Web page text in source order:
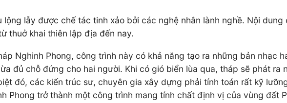
lẫy được chế tác tinh xảo bởi các nghệ nhân lành nghề. Nội
thuở khai thiên lập địa đến nay.
Nghinh Phong, công trình này có khả năng tạo ra những bản nhạc
đủ chỗ đứng cho hai người. Khi có gió biển lùa qua, tháp sẽ phát
đó, các kiến trúc sư, chuyên gia xây dựng phải tính toán rất kỹ
Phong trở thành một công trình mang tính chất định vị của vùng đất